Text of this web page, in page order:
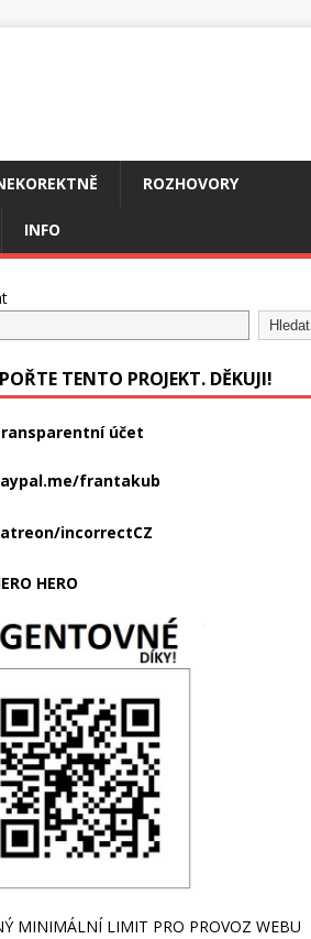
ROZHOVORY
INFO
Hledat
TENTO PROJEKT. DĚKUJI!
účet
frantakub
incorrectCZ
HERO
MINIMÁLNÍ LIMIT PRO PROVOZ WEBU